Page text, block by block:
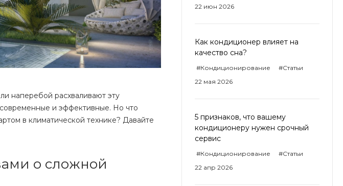
22 июн 2026
Как кондиционер влияет на
качество сна?
#Кондиционирование
#Статьи
22 мая 2026
5 признаков, что вашему
кондиционеру нужен срочный
сервис
#Кондиционирование
#Статьи
22 апр 2026
наперебой расхваливают эту
и эффективные. Но что
в климатической технике? Давайте
о сложной